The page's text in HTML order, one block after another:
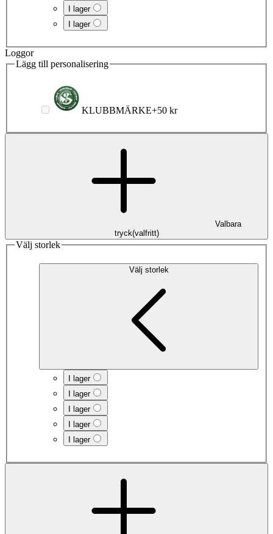
I lager
I lager
Loggor
Lägg till personalisering
KLUBBMÄRKE+50 kr
Valbara
tryck(valfritt)
Välj storlek
Välj storlek
I lager
I lager
I lager
I lager
I lager